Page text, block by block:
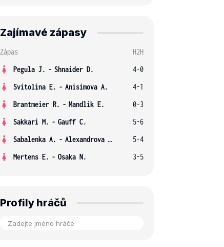
Zajímavé zápasy
Zápas
H2H
Pegula J. - Shnaider D.
4-0
Svitolina E. - Anisimova A.
4-1
Brantmeier R. - Mandlik E.
0-3
Sakkari M. - Gauff C.
5-6
Sabalenka A. - Alexandrova E.
5-4
Mertens E. - Osaka N. 3-5
Profily hráčů